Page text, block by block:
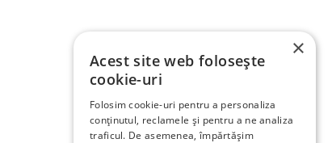
×
Acest site web folosește
cookie-uri
Folosim cookie-uri pentru a personaliza
conținutul, reclamele și pentru a ne analiza
traficul. De asemenea, împărtășim